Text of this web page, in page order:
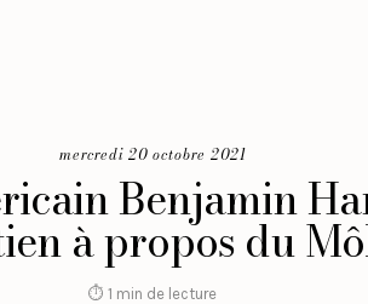
mercredi 20 octobre 2021
Benjamin
à propos du
⏱ 1 min de lecture